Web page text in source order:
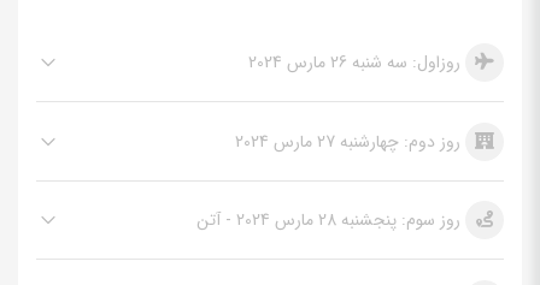
روزاول: سه شنبه 26 مارس 2024
روز دوم: چهارشنبه 27 مارس 2024
روز سوم: پنجشنبه 28 مارس 2024 - آتن